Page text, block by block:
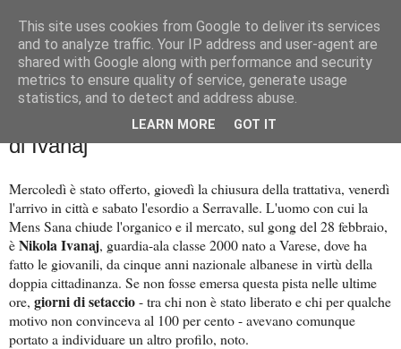
Palla al cerchio
giovedì 27 febbraio 2025
Cosa significa per la Mens Sana l'arrivo
di Ivanaj
Mercoledì è stato offerto, giovedì la chiusura della trattativa, venerdì
l'arrivo in città e sabato l'esordio a Serravalle. L'uomo con cui la
Mens Sana chiude l'organico e il mercato, sul gong del 28 febbraio,
èNikola Ivanaj, guardia-ala classe 2000 nato a Varese, dove ha
fatto le giovanili, da cinque anni nazionale albanese in virtù della
doppia cittadinanza. Se non fosse emersa questa pista nelle ultime
ore, giorni di setaccio- tra chi non è stato liberato e chi per qualche
motivo non convinceva al 100 per cento - avevano comunque
portato a individuare un altro profilo, noto.
This site uses cookies from Google to deliver its services
and to analyze traffic. Your IP address and user-agent are
shared with Google along with performance and security
metrics to ensure quality of service, generate usage
statistics, and to detect and address abuse.
LEARN MORE GOT IT